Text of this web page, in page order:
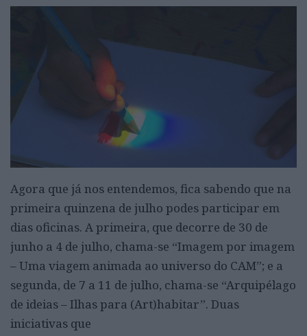
Agora que já nos entendemos, fica sabendo que na
primeira quinzena de julho podes participar em
dias oficinas. A primeira, que decorre de 30 de
junho a 4 de julho, chama-se “Imagem por imagem
– Uma viagem animada ao universo do CAM”; e a
segunda, de 7 a 11 de julho, chama-se “Arquipélago
de ideias – Ilhas para (Art)habitar”. Duas
iniciativas que